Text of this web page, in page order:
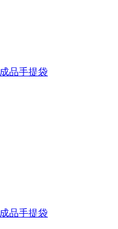
成品手提袋
成品手提袋